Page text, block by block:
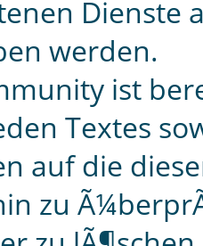
Dienste
werden.
ist
Textes
auf die
zu